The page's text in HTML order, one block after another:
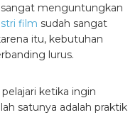
sangat menguntungkan
film sudah sangat
itu, kebutuhan
lurus.
ketika ingin
satunya adalah praktik